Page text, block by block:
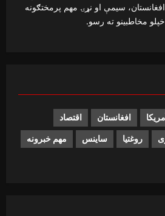
افغانستان، سیمې او نړۍ مهم پرمختګونه
خپلو مخاطبینو ته رسو.
افغانستان اقتصاد
روغتیا ساینس مهم خبرونه